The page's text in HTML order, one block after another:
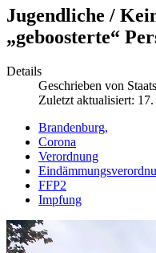
Jugendliche /
„geboosterte“
Details
Geschrieben von
Zuletzt aktualisiert:
Brandenburg,
Corona
Verordnung
FFP2
Impfung